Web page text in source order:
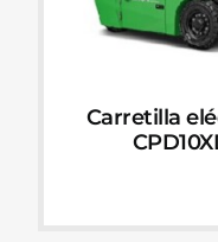
Carretilla